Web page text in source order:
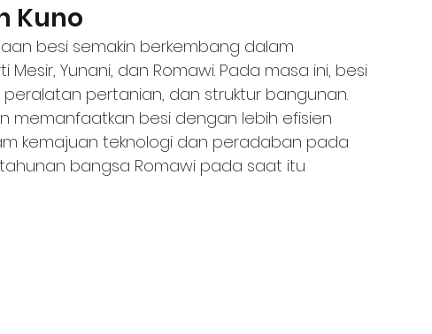
Kuno
besi semakin berkembang dalam
Yunani, dan Romawi. Pada masa ini, besi
pertanian, dan struktur bangunan.
memanfaatkan besi dengan lebih efisien
kemajuan teknologi dan peradaban pada
bangsa Romawi pada saat itu